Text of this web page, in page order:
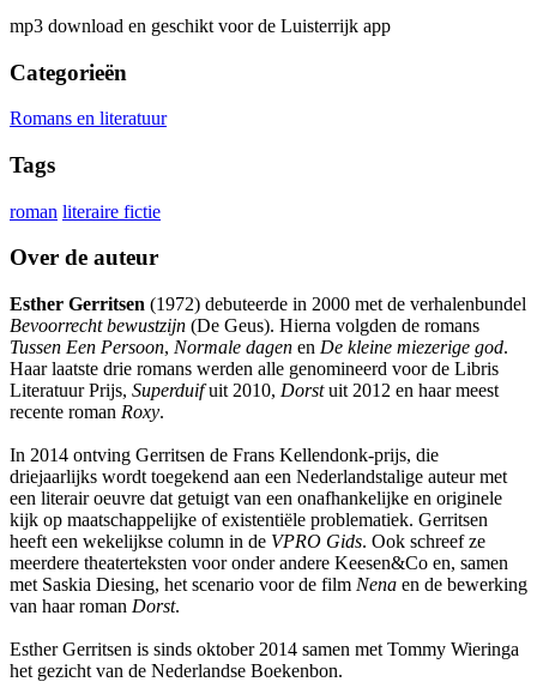
mp3 download en geschikt voor de Luisterrijk app
Categorieën
Romans en literatuur
Tags
roman literaire fictie
Over de auteur
Esther Gerritsen (1972) debuteerde in 2000 met de verhalenbundel
Bevoorrecht bewustzijn (De Geus). Hierna volgden de romans
Tussen Een Persoon, Normale dagen en De kleine miezerige god.
Haar laatste drie romans werden alle genomineerd voor de Libris
Literatuur Prijs, Superduifuit 2010, Dorstuit 2012 en haar meest
recente roman Roxy.
In 2014 ontving Gerritsen de Frans Kellendonk-prijs, die
driejaarlijks wordt toegekend aan een Nederlandstalige auteur met
een literair oeuvre dat getuigt van een onafhankelijke en originele
kijk op maatschappelijke of existentiële problematiek. Gerritsen
heeft een wekelijkse column in de VPRO Gids. Ook schreef ze
meerdere theaterteksten voor onder andere Keesen&Co en, samen
met Saskia Diesing, het scenario voor de film Nena en de bewerking
van haar roman Dorst.
Esther Gerritsen is sinds oktober 2014 samen met Tommy Wieringa
het gezicht van de Nederlandse Boekenbon.